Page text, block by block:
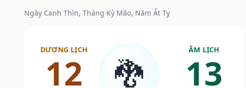
Ngày Canh Thìn, Tháng Kỷ Mão, Năm Ất Tỵ
DƯƠNG LỊCH
12 🐉
ÂM LỊCH
13